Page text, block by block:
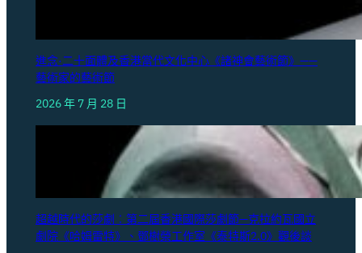
進念·二十面體及香港當代文化中心《諸神會藝術節》——
藝術家的藝術節
2026 年 7 月 28 日
超越時代的莎劇︰第二屆香港國際莎劇節—克拉約瓦國立
劇院《哈姆雷特》、鄧樹榮工作室《泰特斯2.0》觀後談